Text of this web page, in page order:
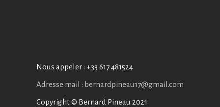
Nous appeler : +33 617 481524
Adresse mail : bernardpineau17@gmail.com
Copyright © Bernard Pineau 2021